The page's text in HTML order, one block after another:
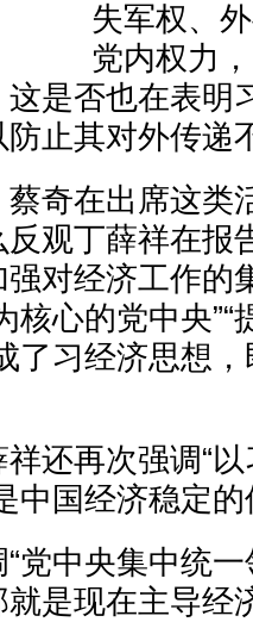
失军权、
党内权力
是否也在表明
止其对外传递
在出席这类
观丁薛祥在报
对经济工作的
核心的党中央
了习经济思想
再次强调“以
中国经济稳定
中央集中统一
是现在主导经